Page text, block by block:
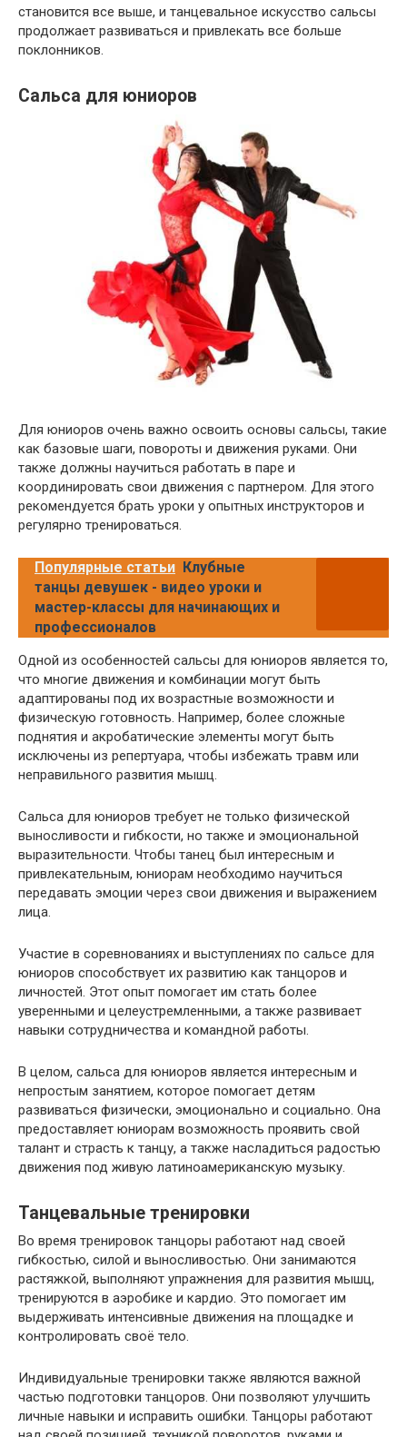
становится все выше, и танцевальное искусство сальсы
продолжает развиваться и привлекать все больше
поклонников.
Сальса для юниоров
Для юниоров очень важно освоить основы сальсы, такие
как базовые шаги, повороты и движения руками. Они
также должны научиться работать в паре и
координировать свои движения с партнером. Для этого
рекомендуется брать уроки у опытных инструкторов и
регулярно тренироваться.
Популярные статьи Клубные
танцы девушек - видео уроки и
мастер-классы для начинающих и
профессионалов
Одной из особенностей сальсы для юниоров является то,
что многие движения и комбинации могут быть
адаптированы под их возрастные возможности и
физическую готовность. Например, более сложные
поднятия и акробатические элементы могут быть
исключены из репертуара, чтобы избежать травм или
неправильного развития мышц.
Сальса для юниоров требует не только физической
выносливости и гибкости, но также и эмоциональной
выразительности. Чтобы танец был интересным и
привлекательным, юниорам необходимо научиться
передавать эмоции через свои движения и выражением
лица.
Участие в соревнованиях и выступлениях по сальсе для
юниоров способствует их развитию как танцоров и
личностей. Этот опыт помогает им стать более
уверенными и целеустремленными, а также развивает
навыки сотрудничества и командной работы.
В целом, сальса для юниоров является интересным и
непростым занятием, которое помогает детям
развиваться физически, эмоционально и социально. Она
предоставляет юниорам возможность проявить свой
талант и страсть к танцу, а также насладиться радостью
движения под живую латиноамериканскую музыку.
Танцевальные тренировки
Во время тренировок танцоры работают над своей
гибкостью, силой и выносливостью. Они занимаются
растяжкой, выполняют упражнения для развития мышц,
тренируются в аэробике и кардио. Это помогает им
выдерживать интенсивные движения на площадке и
контролировать своё тело.
Индивидуальные тренировки также являются важной
частью подготовки танцоров. Они позволяют улучшить
личные навыки и исправить ошибки. Танцоры работают